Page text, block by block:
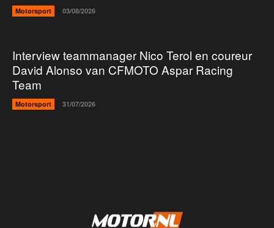
Motorsport 03/08/2026
Interview teammanager Nico Terol en coureur
David Alonso van CFMOTO Aspar Racing
Team
Motorsport 31/07/2026